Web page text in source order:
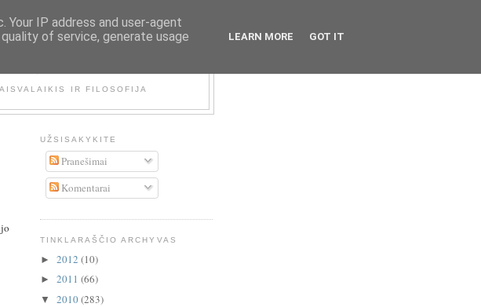
IR FILOSOFIJA
UŽSISAKYKITE
Pranešimai
Komentarai
TINKLARAŠČIO ARCHYVAS
► 2012 (10)
► 2011 (66)
▼ 2010(283)
IP address and user-agent
of service, generate usage
LEARN MORE GOT IT